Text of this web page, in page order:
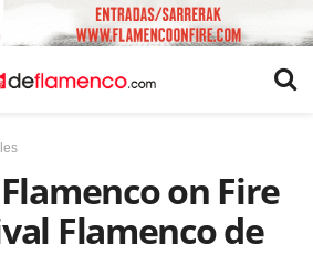
on Fire
Flamenco de